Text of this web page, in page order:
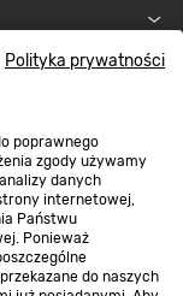
Polityka prywatności
poprawnego
zgody używamy
danych
internetowej,
Państwu
Ponieważ
do naszych